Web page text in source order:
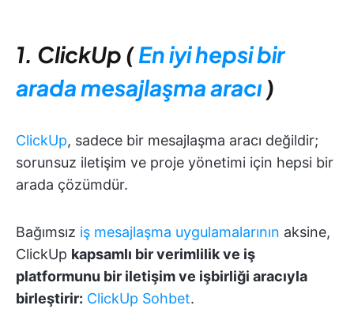
1. ClickUp (En iyi hepsi bir
arada mesajlaşma aracı )
ClickUp, sadece bir mesajlaşma aracı değildir;
sorunsuz iletişim ve proje yönetimi için hepsi bir
arada çözümdür.
Bağımsız iş mesajlaşma uygulamalarının aksine,
ClickUp kapsamlı bir verimlilik ve iş
platformunu bir iletişim ve işbirliği aracıyla
birleştirir: ClickUp Sohbet.